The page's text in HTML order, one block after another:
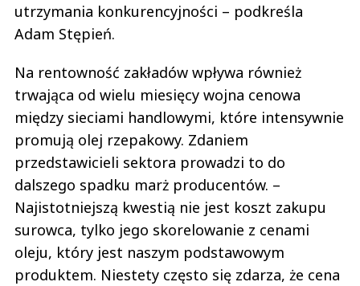
utrzymania konkurencyjności – podkreśla
Adam Stępień.
Na rentowność zakładów wpływa również
trwająca od wielu miesięcy wojna cenowa
między sieciami handlowymi, które intensywnie
promują olej rzepakowy. Zdaniem
przedstawicieli sektora prowadzi to do
dalszego spadku marż producentów. –
Najistotniejszą kwestią nie jest koszt zakupu
surowca, tylko jego skorelowanie z cenami
oleju, który jest naszym podstawowym
produktem. Niestety często się zdarza, że cena